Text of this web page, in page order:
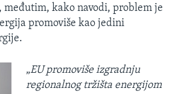
međutim, kako navodi, problem je
promoviše kao jedini
„EU promoviše izgradnju
regionalnog tržišta energijom